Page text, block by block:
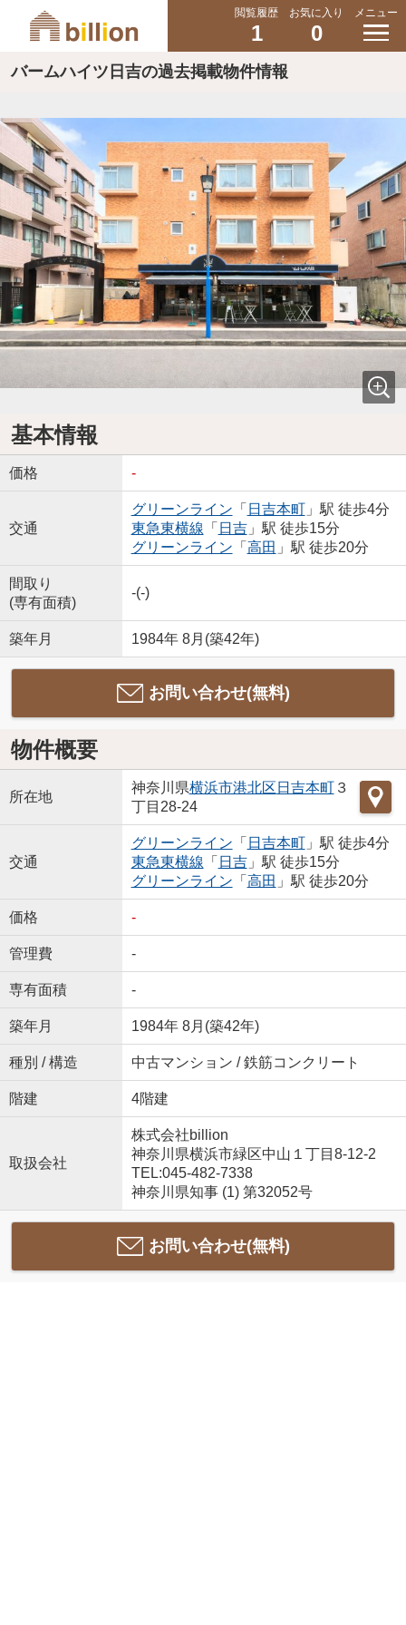
閲覧履歴
1
お気に入り
0
メニュー
バームハイツ日吉の過去掲載物件情報
基本情報
価格 -
交通
グリーンライン 「 日吉本町」駅 徒歩4分
東急東横線 「 日吉」駅 徒歩15分
グリーンライン 「 高田 」駅 徒歩20分
間取り
(専有面積)
-(-)
築年月 1984年 8月(築42年)
お問い合わせ(無料)
物件概要
所在地
神奈川県横浜市港北区 日吉本町３
丁目28-24
交通
グリーンライン 「 日吉本町」駅 徒歩4分
東急東横線 「 日吉」駅 徒歩15分
グリーンライン 「 高田 」駅 徒歩20分
価格 -
管理費 -
専有面積 -
築年月 1984年 8月(築42年)
種別 / 構造 中古マンション / 鉄筋コンクリート
階建 4階建
取扱会社
株式会社billion
神奈川県横浜市緑区中山１丁目8-12-2
TEL:045-482-7338
神奈川県知事 (1) 第32052号
お問い合わせ(無料)